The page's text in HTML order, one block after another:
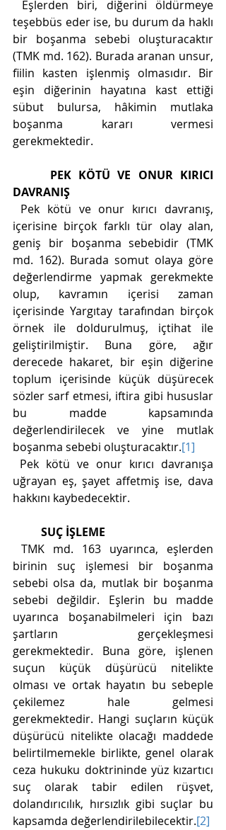
teşebbüs eder ise, bu durum da haklı
bir boşanma sebebi oluşturacaktır
(TMK md. 162). Burada aranan unsur,
fiilin kasten işlenmiş olmasıdır. Bir
eşin diğerinin hayatına kast ettiği
sübut bulursa, hâkimin mutlaka
boşanma kararı vermesi
gerekmektedir.
PEK KÖTÜ VE ONUR KIRICI
DAVRANIŞ
içerisine birçok farklı tür olay alan,
geniş bir boşanma sebebidir (TMK
md. 162). Burada somut olaya göre
değerlendirme yapmak gerekmekte
olup, kavramın içerisi zaman
içerisinde Yargıtay tarafından birçok
örnek ile doldurulmuş, içtihat ile
geliştirilmiştir. Buna göre, ağır
derecede hakaret, bir eşin diğerine
toplum içerisinde küçük düşürecek
sözler sarf etmesi, iftira gibi hususlar
bu madde kapsamında
değerlendirilecek ve yine mutlak
boşanma sebebi oluşturacaktır.[1]
uğrayan eş, şayet affetmiş ise, dava
hakkını kaybedecektir.
SUÇ İŞLEME
birinin suç işlemesi bir boşanma
sebebi olsa da, mutlak bir boşanma
sebebi değildir. Eşlerin bu madde
uyarınca boşanabilmeleri için bazı
şartların gerçekleşmesi
gerekmektedir. Buna göre, işlenen
suçun küçük düşürücü nitelikte
olması ve ortak hayatın bu sebeple
çekilemez hale gelmesi
gerekmektedir. Hangi suçların küçük
düşürücü nitelikte olacağı maddede
belirtilmemekle birlikte, genel olarak
ceza hukuku doktrininde yüz kızartıcı
suç olarak tabir edilen rüşvet,
dolandırıcılık, hırsızlık gibi suçlar bu
kapsamda değerlendirilebilecektir.[2]